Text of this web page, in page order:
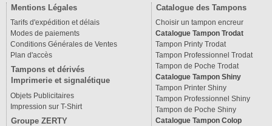
Mentions Légales
Tarifs d'expédition et délais
Modes de paiements
Conditions Générales de Ventes
Plan d'accès
Tampons et dérivés
Imprimerie et signalétique
Objets Publicitaires
Impression sur T-Shirt
Groupe ZERTY
Catalogue des Tampons
Choisir un tampon encreur
Catalogue Tampon Trodat
Tampon Printy Trodat
Tampon Professionnel Trodat
Tampon de Poche Trodat
Catalogue Tampon Shiny
Tampon Printer Shiny
Tampon Professionnel Shiny
Tampon de Poche Shiny
Catalogue Tampon Colop